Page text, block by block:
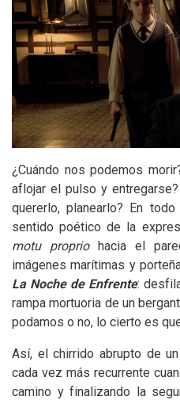
¿Cuándo nos podemos
aflojar el pulso y
quererlo, planearlo? En
sentido poético de la
motu propriohacia el
imágenes marítimas y
La Noche de Enfrente:
rampa mortuoria de un
podamos o no, lo cierto es
Así, el chirrido abrupto de
cada vez más recurrente
camino y finalizando la